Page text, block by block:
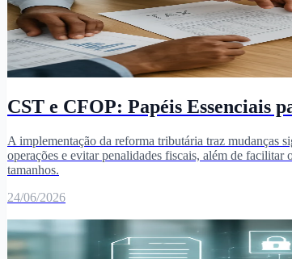
CST e CFOP: Papéis
A implementação da reforma tributária traz mudanças
operações e evitar penalidades fiscais, além de facilitar
tamanhos.
24/06/2026